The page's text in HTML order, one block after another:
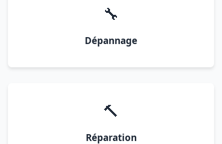
🔧
Dépannage
🔨
Réparation